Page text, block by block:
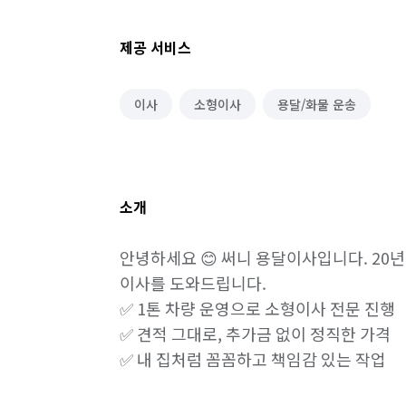
제공 서비스
이사 소형이사 용달/화물 운송
소개
안녕하세요 😊 써니 용달이사입니다. 20
이사를 도와드립니다.
✅ 1톤 차량 운영으로 소형이사 전문 진행
✅ 견적 그대로, 추가금 없이 정직한 가격
✅ 내 집처럼 꼼꼼하고 책임감 있는 작업